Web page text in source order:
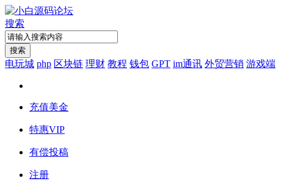
搜索
搜索
电玩城 php 区块链 理财 教程 钱包 GPT im通讯 外贸营销 游戏端
充值美金
特惠VIP
有偿投稿
注册